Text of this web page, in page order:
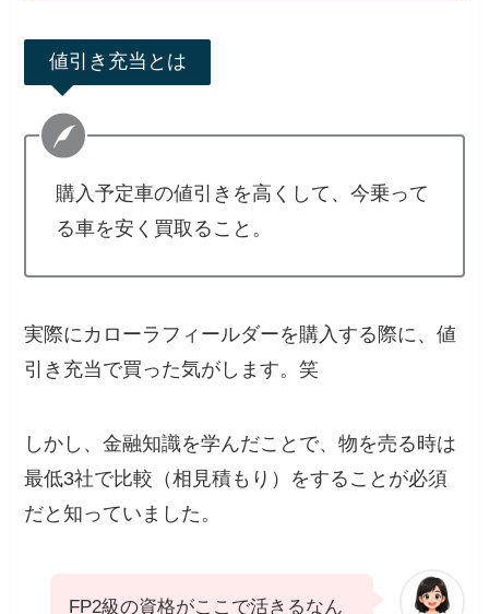
値引き充当とは
購入予定車の値引きを高くして、今乗って
る車を安く買取ること。
実際にカローラフィールダーを購入する際に、値
引き充当で買った気がします。笑
しかし、金融知識を学んだことで、物を売る時は
最低3社で比較（相見積もり）をすることが必須
だと知っていました。
FP2級の資格がここで活きるなん